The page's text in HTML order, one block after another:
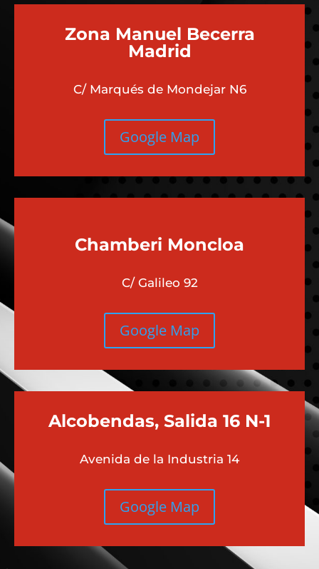
Zona Manuel Becerra
Madrid
C/ Marqués de Mondejar N6
Google Map
Chamberi Moncloa
C/ Galileo 92
Google Map
Alcobendas, Salida 16 N-1
Avenida de la Industria 14
Google Map